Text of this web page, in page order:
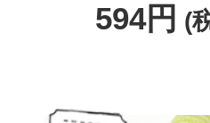
594円 (